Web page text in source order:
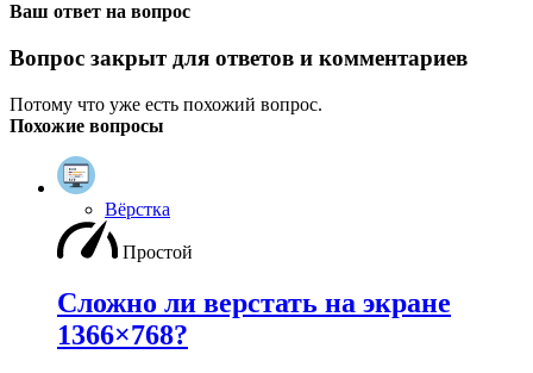
Ваш ответ на вопрос
Вопрос закрыт для ответов и комментариев
Потому что уже есть похожий вопрос.
Похожие вопросы
Вёрстка
Простой
Сложно ли верстать на экране
1366×768?